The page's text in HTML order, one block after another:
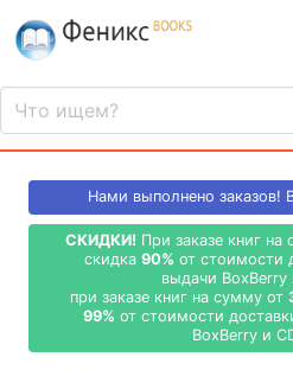
Нами выполнено заказов!
СКИДКИ! При заказе книг на
скидка 90% от стоимости
выдачи BoxBerry
при заказе книг на сумму от
99% от стоимости
BoxBerry и